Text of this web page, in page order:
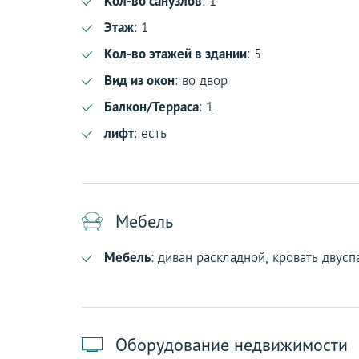
Этаж: 1
Кол-во этажей в здании: 5
Вид из окон: во двор
Балкон/Терраса: 1
лифт: есть
Мебель
Мебель: диван раскладной, кровать
Оборудование недвижимости